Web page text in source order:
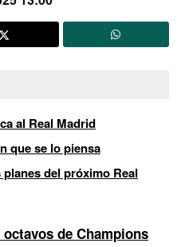
al Real Madrid
que se lo piensa
del próximo Real
de Champions